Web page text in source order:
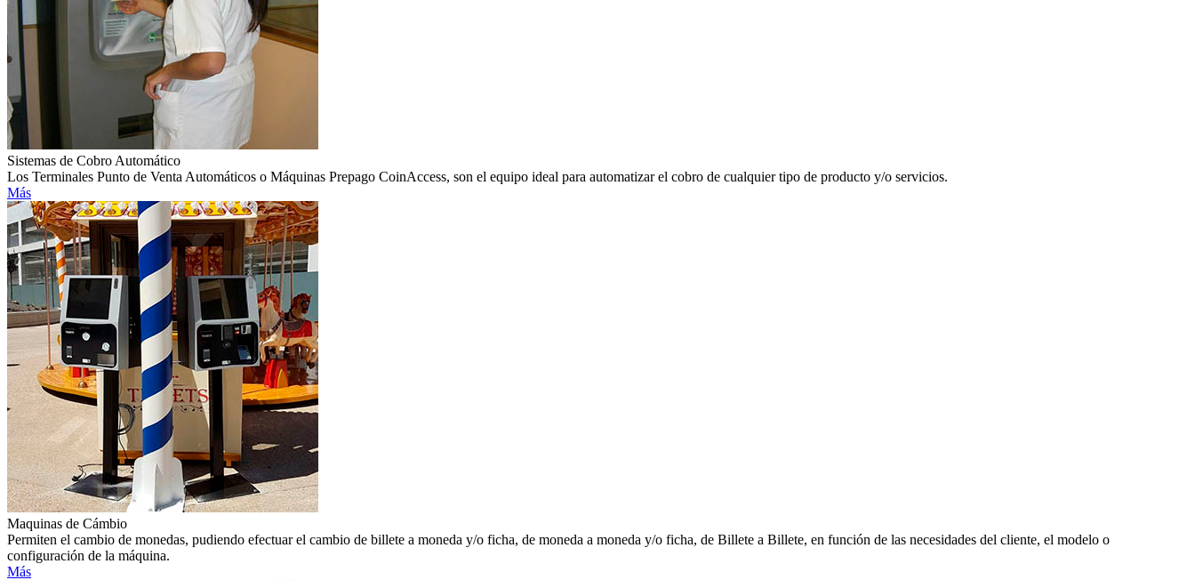
Sistemas de Cobro Automático
Los Terminales Punto de Venta Automáticos o Máquinas Prepago CoinAccess, son el equipo ideal para automatizar el cobro de cualquier tipo de producto y/o servicios.
Más
Maquinas de Cámbio
Permiten el cambio de monedas, pudiendo efectuar el cambio de billete a moneda y/o ficha, de moneda a moneda y/o ficha, de Billete a Billete, en función de las necesidades del cliente, el modelo o
configuración de la máquina.
Más